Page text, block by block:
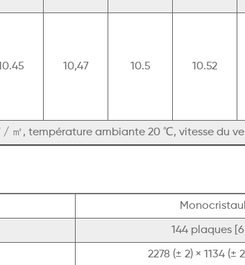
10,47 10.5 10.52
/ ㎡, température ambiante 20 ℃, vitesse du
144 plaques [6
2278 (± 2) × 1134 (±